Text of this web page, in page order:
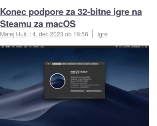
Konec podpore za 32-bitne igre na
Steamu za macOS
Matej Huš ::4. dec 2023 ob 19:56 Igre